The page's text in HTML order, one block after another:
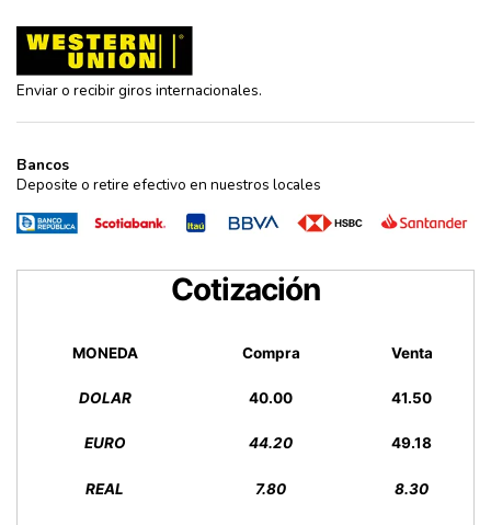
Enviar o recibir giros internacionales.
Bancos
Deposite o retire efectivo en nuestros locales
Cotización
MONEDA Compra Venta
DOLAR 40.00 41.50
EURO 44.20 49.18
REAL 7.80 8.30